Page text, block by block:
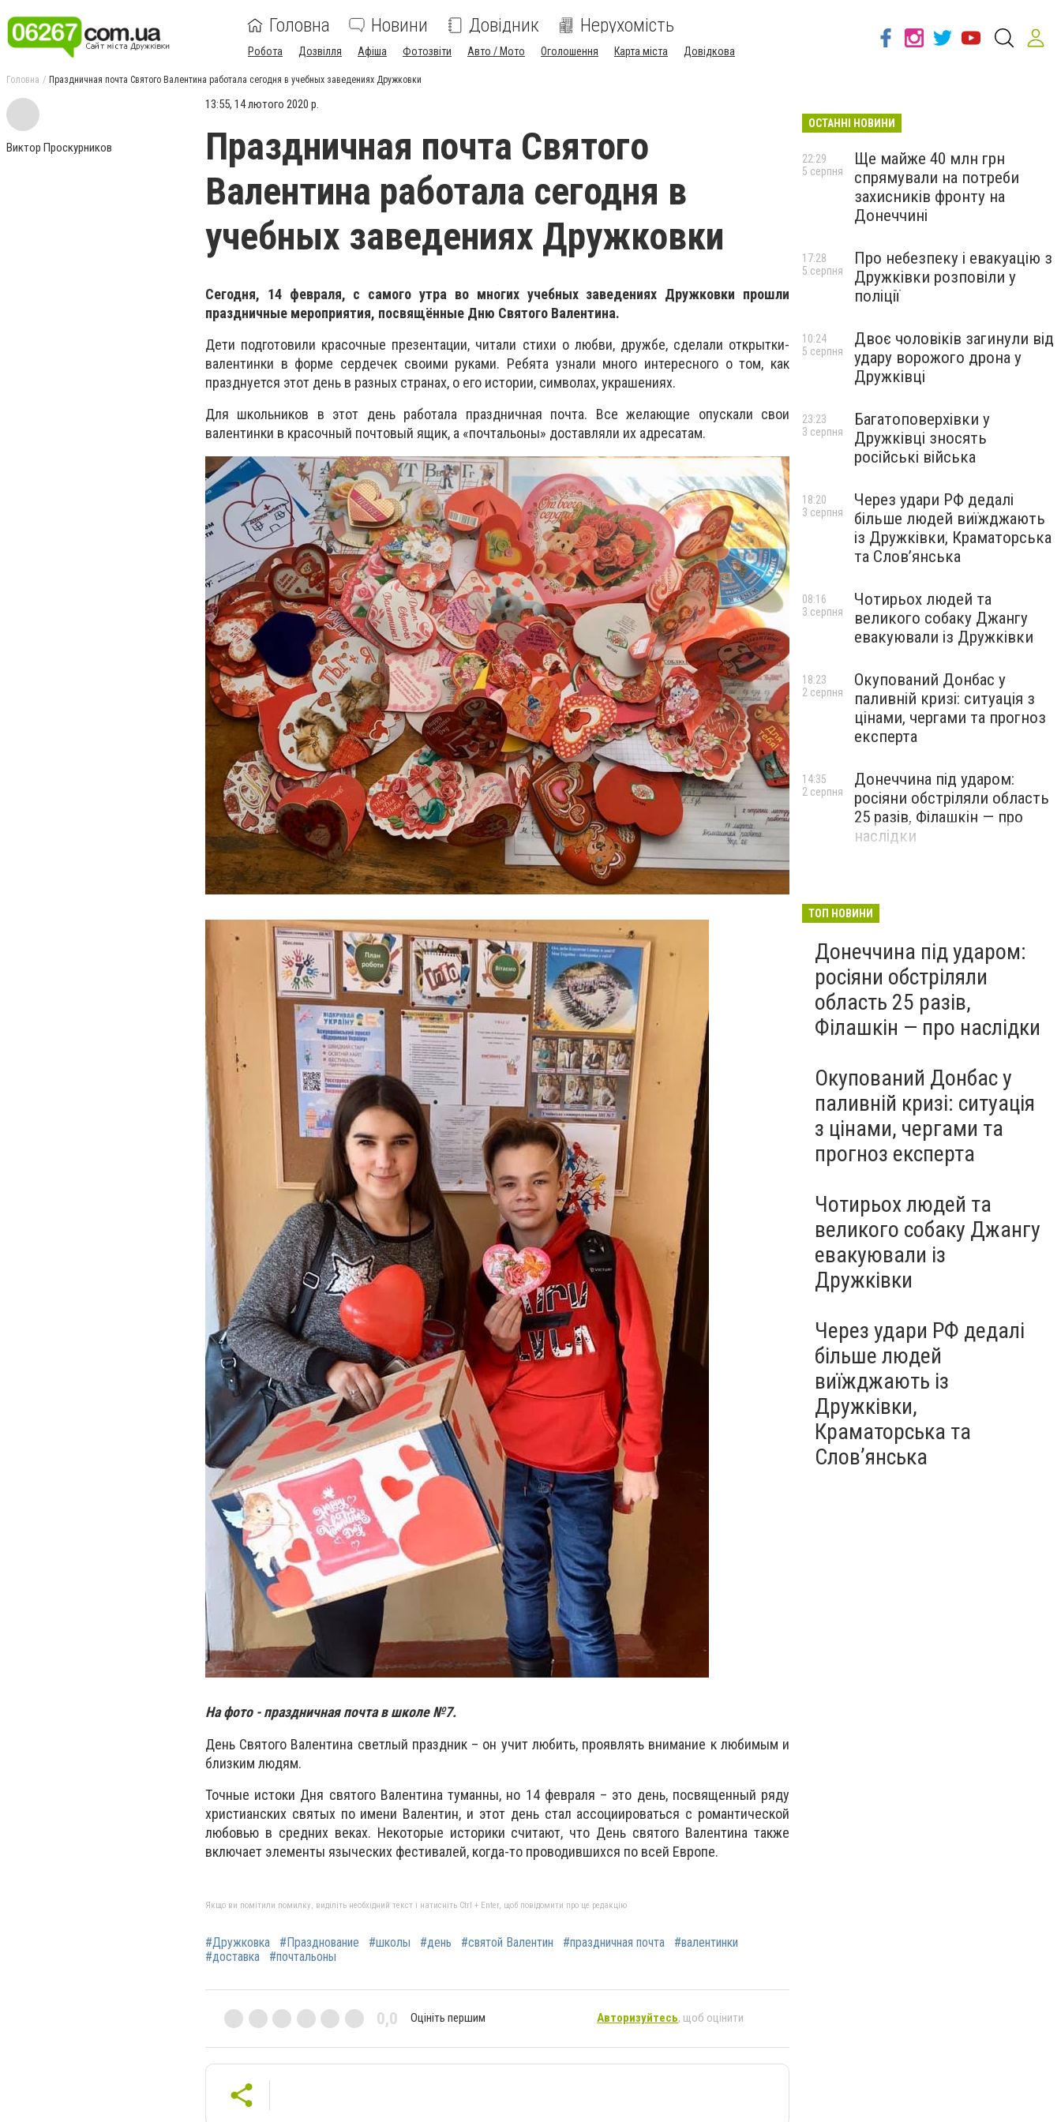
Головна Новини Довідник Нерухомість
Робота Дозвілля Афіша Фотозвіти Авто / Мото Оголошення Карта міста Довідкова
Головна Праздничная почта Святого Валентина работала сегодня в учебных заведениях Дружковки
Виктор Проскурников
13:55, 14 лютого 2020 р.
Праздничная почта Святого
Валентина работала сегодня в
учебных заведениях Дружковки
Сегодня, 14 февраля, с самого утра во многих учебных заведениях Дружковки прошли
праздничные мероприятия, посвящённые Дню Святого Валентина.
Дети подготовили красочные презентации, читали стихи о любви, дружбе, сделали открытки-
валентинки в форме сердечек своими руками. Ребята узнали много интересного о том, как
празднуется этот день в разных странах, о его истории, символах, украшениях.
Для школьников в этот день работала праздничная почта. Все желающие опускали свои
валентинки в красочный почтовый ящик, а «почтальоны» доставляли их адресатам.
На фото - праздничная почта в школе №7.
День Святого Валентина светлый праздник – он учит любить, проявлять внимание к любимым и
близким людям.
Точные истоки Дня святого Валентина туманны, но 14 февраля – это день, посвященный ряду
христианских святых по имени Валентин, и этот день стал ассоциироваться с романтической
любовью в средних веках. Некоторые историки считают, что День святого Валентина также
включает элементы языческих фестивалей, когда-то проводившихся по всей Европе.
Якщо ви помітили помилку, виділіть необхідний текст і натисніть Ctrl + Enter, щоб повідомити про це редакцію
#Дружковка #Празднование #школы #день #святой Валентин #праздничная почта
#валентинки
#доставка
#почтальоны
0,0 Оцініть першим Авторизуйтесь, щоб оцінити
ОСТАННІ НОВИНИ
Ще майже 40 млн грн
спрямували на потреби
захисників фронту на
Донеччині
22:29
5 серпня
Про небезпеку і евакуацію з
Дружківки розповіли у
поліції
17:28
5 серпня
Двоє чоловіків загинули від
удару ворожого дрона у
Дружківці
10:24
5 серпня
Багатоповерхівки у
Дружківці зносять
російські війська
23:23
3 серпня
Через удари РФ дедалі
більше людей виїжджають
із Дружківки, Краматорська
та Слов’янська
18:20
3 серпня
Чотирьох людей та
великого собаку Джангу
евакуювали із Дружківки
08:16
3 серпня
Окупований Донбас у
паливній кризі: ситуація з
цінами, чергами та прогноз
експерта
18:23
2 серпня
Донеччина під ударом:
росіяни обстріляли область
25 разів, Філашкін — про
наслідки
14:35
2 серпня
ТОП НОВИНИ
Донеччина під ударом:
росіяни обстріляли
область 25 разів,
Філашкін — про наслідки
Окупований Донбас у
паливній кризі: ситуація
з цінами, чергами та
прогноз експерта
Чотирьох людей та
великого собаку Джангу
евакуювали із
Дружківки
Через удари РФ дедалі
більше людей
виїжджають із
Дружківки,
Краматорська та
Слов’янська